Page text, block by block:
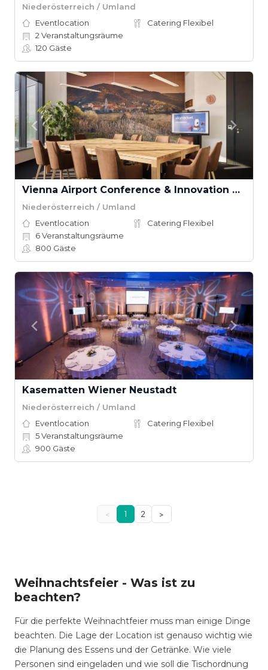
Niederösterreich / Umland
Eventlocation
Catering Flexibel
2 Veranstaltungsräume
120 Gäste
Vienna Airport Conference & Innovation Center
Niederösterreich / Umland
Eventlocation
Catering Flexibel
6Veranstaltungsräume
800 Gäste
Kasematten Wiener Neustadt
Niederösterreich / Umland
Eventlocation
Catering Flexibel
5Veranstaltungsräume
900 Gäste
< 1 2 >
Weihnachtsfeier - Was ist zu
beachten?
Für die perfekte Weihnachtfeier muss man einige Dinge
beachten. Die Lage der Location ist genauso wichtig wie
die Planung des Essens und der Getränke. Wie viele
Personen sind eingeladen und wie soll die Tischordnung